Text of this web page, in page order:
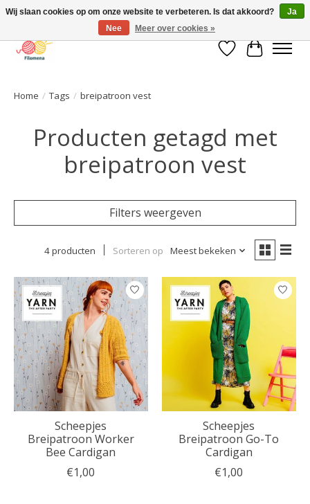
Verlanglijst
Home / Tags / breipatroon vest
Producten getagd met
breipatroon vest
Filters weergeven
4 producten Sorteren op Meest bekeken
Scheepjes
Breipatroon Worker
Bee Cardigan
€1,00
Scheepjes
Breipatroon Go-To
Cardigan
€1,00
Wij slaan cookies op om onze website te verbeteren. Is dat akkoord?
Ja
Nee
Meer over cookies »